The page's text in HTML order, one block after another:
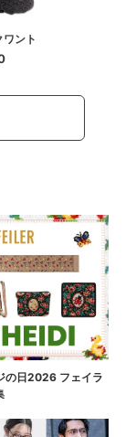
ワント
の日2026 フェイラ